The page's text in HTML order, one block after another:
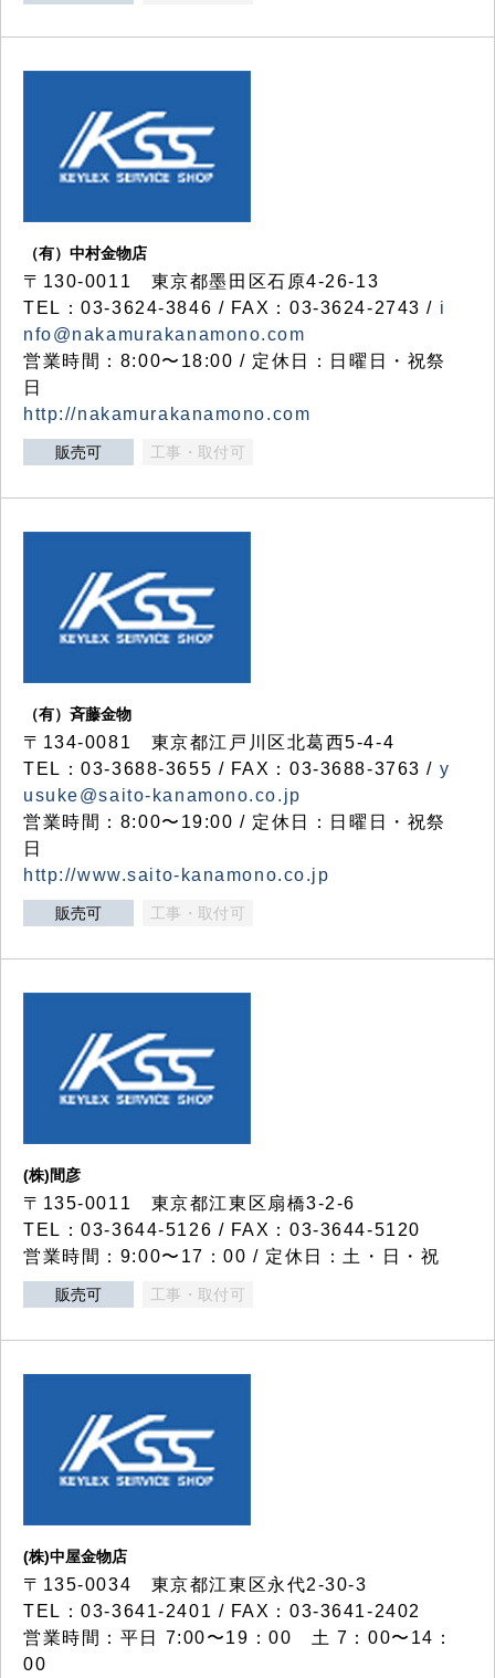
（有）中村金物店
〒130-0011 東京都墨田区石原4-26-13
TEL：03-3624-3846 / FAX：03-3624-2743 / i
nfo@nakamurakanamono.com
営業時間：8:00〜18:00 / 定休日：日曜日・祝祭
日
http://nakamurakanamono.com
販売可 工事・取付可
（有）斉藤金物
〒134-0081 東京都江戸川区北葛西5-4-4
TEL：03-3688-3655 / FAX：03-3688-3763 / y
usuke@saito-kanamono.co.jp
営業時間：8:00〜19:00 / 定休日：日曜日・祝祭
日
http://www.saito-kanamono.co.jp
販売可 工事・取付可
(株)間彦
〒135-0011 東京都江東区扇橋3-2-6
TEL：03-3644-5126 / FAX：03-3644-5120
営業時間：9:00〜17：00 / 定休日：土・日・祝
販売可 工事・取付可
(株)中屋金物店
〒135-0034 東京都江東区永代2-30-3
TEL：03-3641-2401 / FAX：03-3641-2402
営業時間：平日 7:00〜19：00 土 7：00〜14：
00